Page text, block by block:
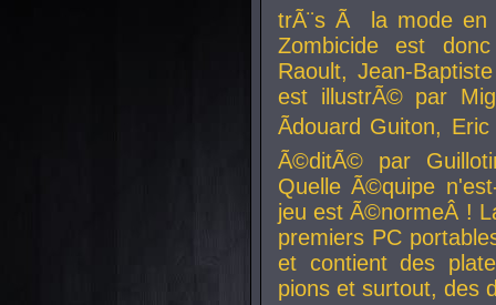
trÃ¨s Ã la mode en
Zombicide est
Raoult, Jean-
est illustrÃ© par
Ãdouard Guiton,
Ã©ditÃ© par
Quelle Ã©quipe
jeu est Ã©normeÂ !
premiers PC
et contient des
pions et surtout, des